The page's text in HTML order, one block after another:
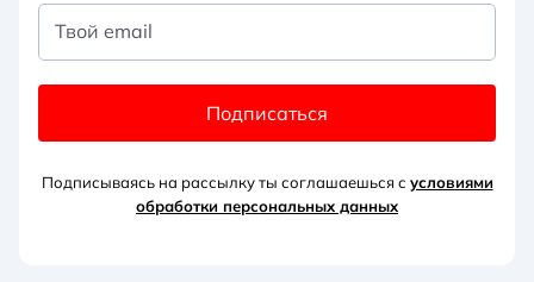
Твой email
Подписаться
Подписываясь на рассылку ты соглашаешься с условиями
обработки персональных данных